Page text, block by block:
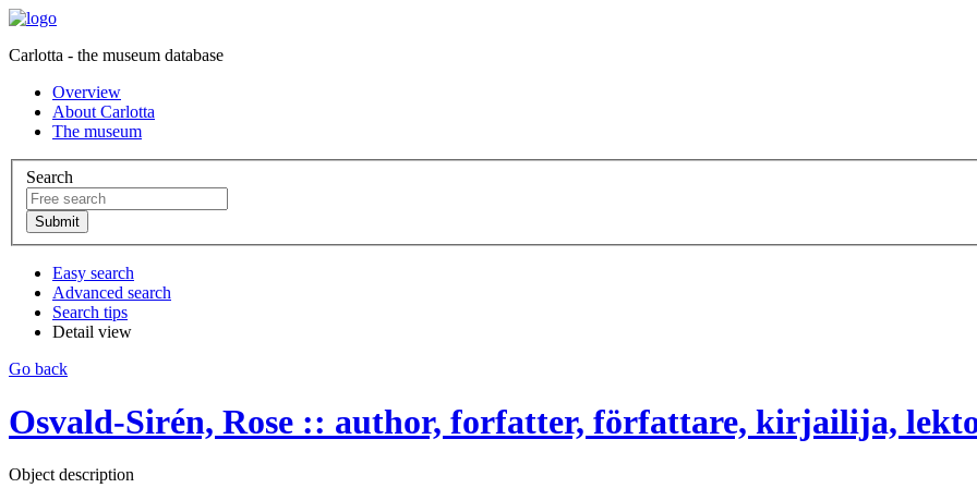
Carlotta - the museum database
Overview
About Carlotta
The museum
Search
Easy search
Advanced search
Search tips
Detail view
Go back
Osvald-Sirén, Rose :: author, forfatter, författare, kirjailija,
Object description